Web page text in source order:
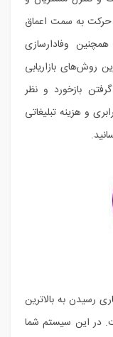
به سمت اعماق
وفادارسازی
روش‌های بازاریابی
بازخورد و نظر
و هزینه تبلیغاتی
رسیدن به بالاترین
در این سیستم شما